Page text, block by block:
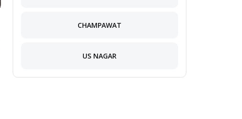
CHAMPAWAT
US NAGAR